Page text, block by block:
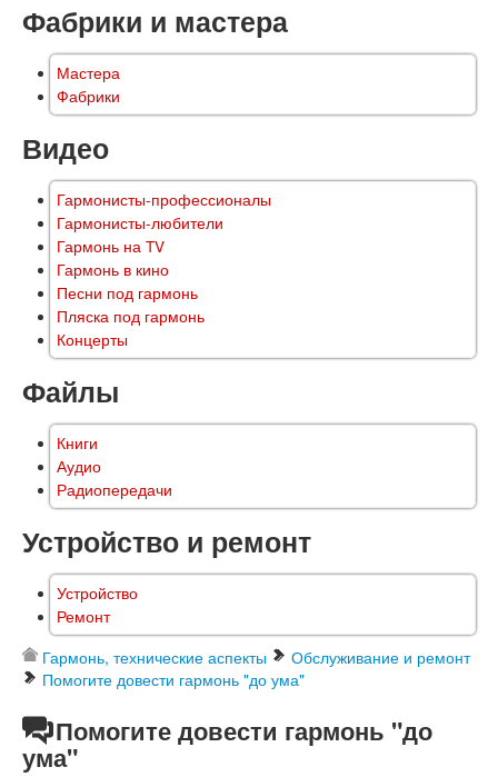
Фабрики и мастера
Мастера
Фабрики
Видео
Гармонисты-профессионалы
Гармонисты-любители
Гармонь на TV
Гармонь в кино
Песни под гармонь
Пляска под гармонь
Концерты
Файлы
Книги
Аудио
Радиопередачи
Устройство и ремонт
Устройство
Ремонт
Гармонь, технические аспекты
Обслуживание и ремонт
Помогите довести гармонь "до ума"
Помогите довести гармонь "до
ума"